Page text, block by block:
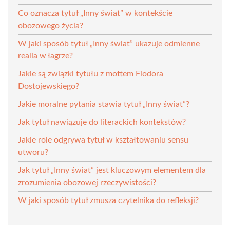
Co oznacza tytuł „Inny świat” w kontekście
obozowego życia?
W jaki sposób tytuł „Inny świat” ukazuje odmienne
realia w łagrze?
Jakie są związki tytułu z mottem Fiodora
Dostojewskiego?
Jakie moralne pytania stawia tytuł „Inny świat”?
Jak tytuł nawiązuje do literackich kontekstów?
Jakie role odgrywa tytuł w kształtowaniu sensu
utworu?
Jak tytuł „Inny świat” jest kluczowym elementem dla
zrozumienia obozowej rzeczywistości?
W jaki sposób tytuł zmusza czytelnika do refleksji?